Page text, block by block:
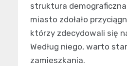
struktura
miasto zdołało
którzy zdecydowali się
Według niego, warto
zamieszkania.